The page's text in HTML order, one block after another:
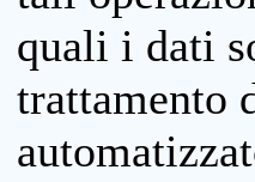
quali i dati
trattamento